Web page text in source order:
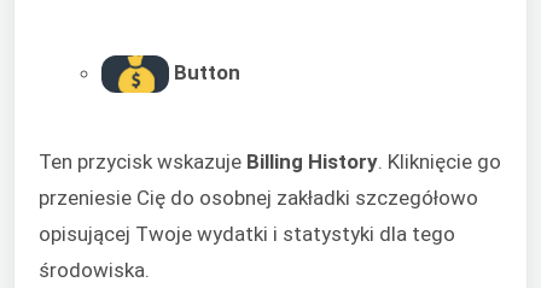
Button
Ten przycisk wskazuje Billing History. Kliknięcie go
przeniesie Cię do osobnej zakładki szczegółowo
opisującej Twoje wydatki i statystyki dla tego
środowiska.